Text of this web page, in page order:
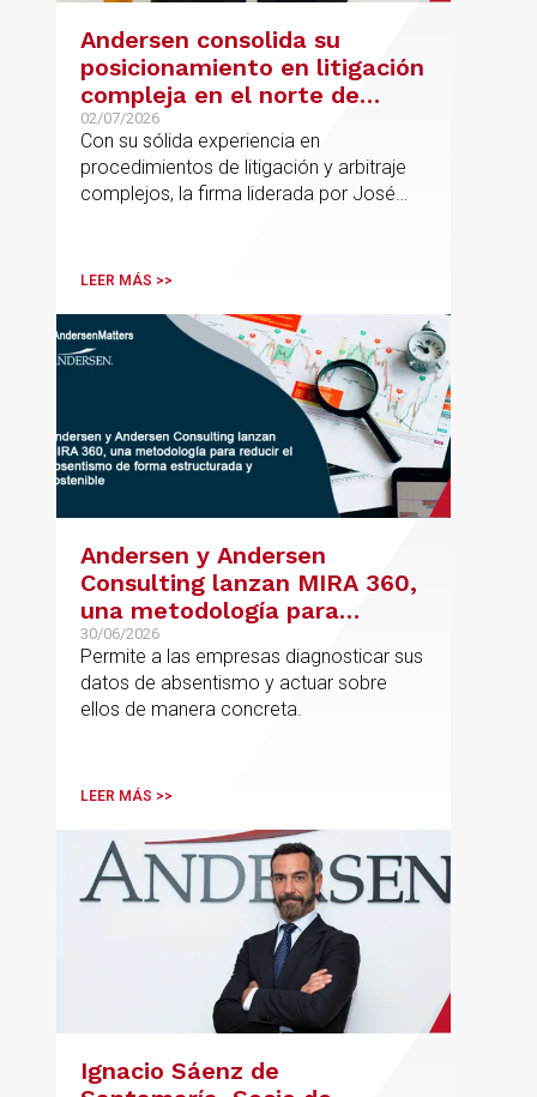
Andersen consolida su
posicionamiento en litigación
compleja en el norte de
España con la incorporación
de Rebeca Larena
02/07/2026
Con su sólida experiencia en
procedimientos de litigación y arbitraje
complejos, la firma liderada por José
posicionamiento en asesoramiento
LEER MÁS >>
Andersen y Andersen
Consulting lanzan MIRA 360,
una metodología para
reducir el absentismo de
forma estructurada y
sostenible
30/06/2026
Permite a las empresas diagnosticar sus
datos de absentismo y actuar sobre
ellos de manera concreta.
LEER MÁS >>
Ignacio Sáenz de